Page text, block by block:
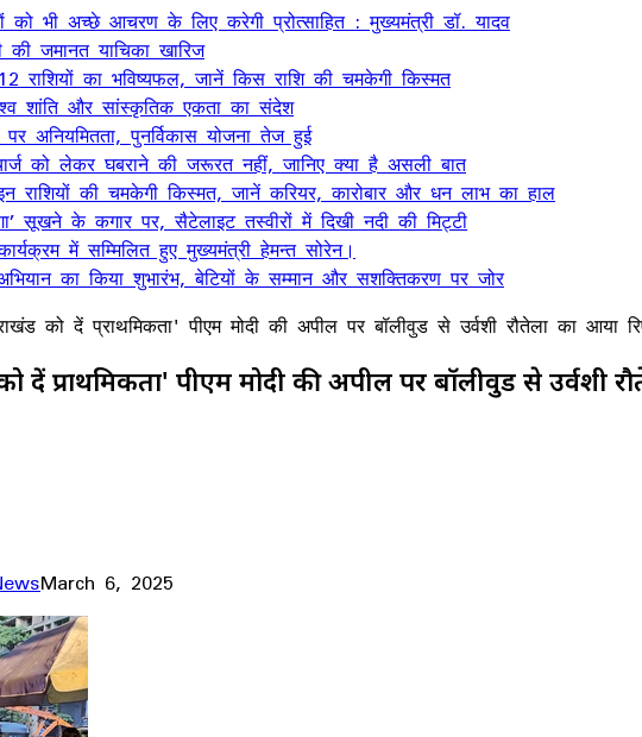
को भी अच्छे आचरण के लिए करेगी प्रोत्साहित : मुख्यमंत्री डॉ. यादव
जमानत याचिका खारिज
का भविष्यफल, जानें किस राशि की चमकेगी किस्मत
शांति और सांस्कृतिक एकता का संदेश
अनियमितता, पुनर्विकास योजना तेज हुई
को लेकर घबराने की जरूरत नहीं, जानिए क्या है असली बात
की चमकेगी किस्मत, जानें करियर, कारोबार और धन लाभ का हाल
सूखने के कगार पर, सैटेलाइट तस्वीरों में दिखी नदी की मिट्टी
में सम्मिलित हुए मुख्यमंत्री हेमन्त सोरेन।
अभियान का किया शुभारंभ, बेटियों के सम्मान और सशक्तिकरण पर जोर
को दें प्राथमिकता' पीएम मोदी की अपील पर बॉलीवुड से उर्वशी रौतेला का आया
दें प्राथमिकता' पीएम मोदी की अपील पर बॉलीवुड से उर्वशी
March 6, 2025